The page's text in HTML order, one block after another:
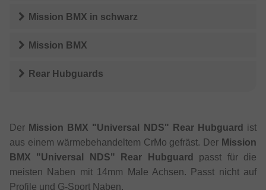
Mission BMX in schwarz
Mission BMX
Rear Hubguards
Der Mission BMX "Universal NDS" Rear Hubguard
ist
aus einem wärmebehandeltem CrMo gefräst. Der Mission
BMX "Universal NDS" Rear Hubguard
passt für die
meisten Naben mit 14mm Male Achsen. Passt nicht auf
Profile und G-Sport Naben.